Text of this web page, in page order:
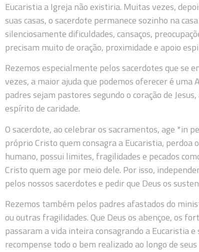
Eucaristia a Igreja não existiria. Muitas vezes,
suas casas, o sacerdote permanece sozinho na
silenciosamente dificuldades, cansaços,
precisam muito de oração, proximidade e apoio
Rezemos especialmente pelos sacerdotes que se
vezes, a maior ajuda que podemos oferecer é uma
padres sejam pastores segundo o coração de
espírito de caridade.
O sacerdote, ao celebrar os sacramentos, age *in
próprio Cristo quem consagra a Eucaristia, perdoa
humano, possui limites, fragilidades e pecados
Cristo quem age por meio dele. Por isso,
pelos nossos sacerdotes e pedir que Deus os
Rezemos também pelos padres afastados do
ou outras fragilidades. Que Deus os abençoe, os
passaram a vida inteira consagrando a Eucaristia
recompense todo o bem realizado ao longo de